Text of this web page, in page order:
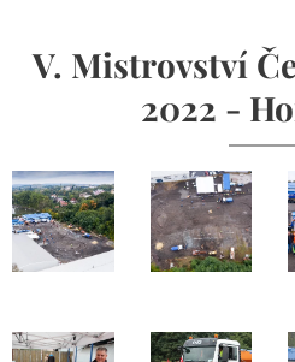
V. Mistrovství
2022 -